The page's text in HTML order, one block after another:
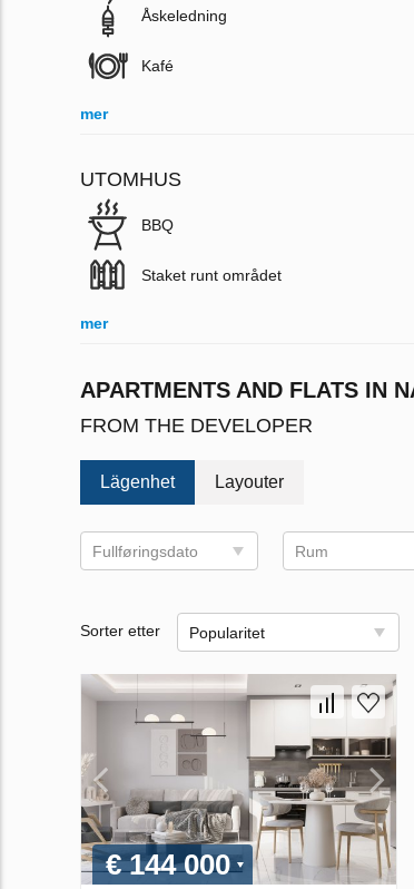
Åskeledning
Kafé
mer
UTOMHUS
BBQ
Staket runt området
mer
APARTMENTS AND FLATS IN
FROM THE DEVELOPER
Lägenhet Layouter
Fullføringsdato Rum
Sorter etter Popularitet
€ 144 000